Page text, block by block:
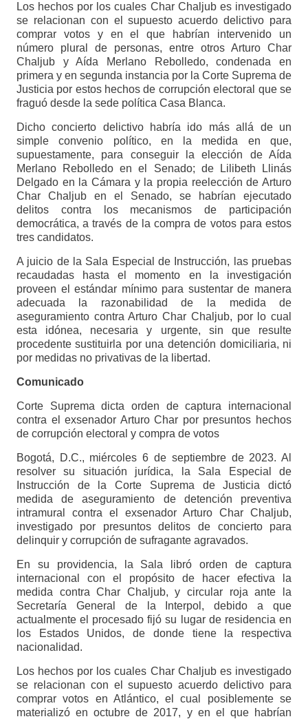
Los hechos por los cuales Char Chaljub es investigado
se relacionan con el supuesto acuerdo delictivo para
comprar votos y en el que habrían intervenido un
número plural de personas, entre otros Arturo Char
Chaljub y Aída Merlano Rebolledo, condenada en
primera y en segunda instancia por la Corte Suprema de
Justicia por estos hechos de corrupción electoral que se
fraguó desde la sede política Casa Blanca.
Dicho concierto delictivo habría ido más allá de un
simple convenio político, en la medida en que,
supuestamente, para conseguir la elección de Aída
Merlano Rebolledo en el Senado; de Lilibeth Llinás
Delgado en la Cámara y la propia reelección de Arturo
Char Chaljub en el Senado, se habrían ejecutado
delitos contra los mecanismos de participación
democrática, a través de la compra de votos para estos
tres candidatos.
A juicio de la Sala Especial de Instrucción, las pruebas
recaudadas hasta el momento en la investigación
proveen el estándar mínimo para sustentar de manera
adecuada la razonabilidad de la medida de
aseguramiento contra Arturo Char Chaljub, por lo cual
esta idónea, necesaria y urgente, sin que resulte
procedente sustituirla por una detención domiciliaria, ni
por medidas no privativas de la libertad.
Comunicado
Corte Suprema dicta orden de captura internacional
contra el exsenador Arturo Char por presuntos hechos
de corrupción electoral y compra de votos
Bogotá, D.C., miércoles 6 de septiembre de 2023. Al
resolver su situación jurídica, la Sala Especial de
Instrucción de la Corte Suprema de Justicia dictó
medida de aseguramiento de detención preventiva
intramural contra el exsenador Arturo Char Chaljub,
investigado por presuntos delitos de concierto para
delinquir y corrupción de sufragante agravados.
En su providencia, la Sala libró orden de captura
internacional con el propósito de hacer efectiva la
medida contra Char Chaljub, y circular roja ante la
Secretaría General de la Interpol, debido a que
actualmente el procesado fijó su lugar de residencia en
los Estados Unidos, de donde tiene la respectiva
nacionalidad.
Los hechos por los cuales Char Chaljub es investigado
se relacionan con el supuesto acuerdo delictivo para
comprar votos en Atlántico, el cual posiblemente se
materializó en octubre de 2017, y en el que habrían